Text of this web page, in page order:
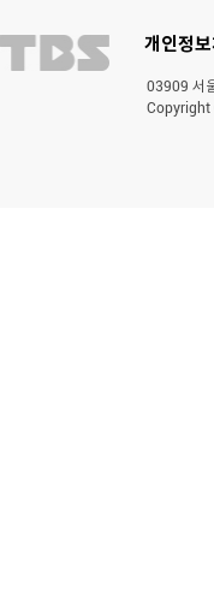
개인정
03909 서
Copyright